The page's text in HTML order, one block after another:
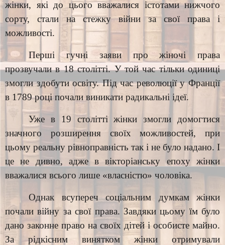
жінки, які до цього вважалися істотами нижчого
сорту, стали на стежку війни за свої права і
можливості.
Перші гучні заяви про жіночі права
прозвучали в 18 столітті. У той час тільки одиниці
змогли здобути освіту. Під час революції у Франції
в 1789 році почали виникати радикальні ідеї.
Уже в 19 столітті жінки змогли домогтися
значного розширення своїх можливостей, при
цьому реальну рівноправність так і не було надано. І
це не дивно, адже в вікторіанську епоху жінки
вважалися всього лише «власністю» чоловіка.
Однак всупереч соціальним думкам жінки
почали війну за свої права. Завдяки цьому їм було
дано законне право на своїх дітей і особисте майно.
За рідкісним винятком жінки отримували